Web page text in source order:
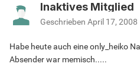
Inaktives Mitglied
Geschrieben April 17, 2008
Habe heute auch eine only_heiko
Absender war memisch.....